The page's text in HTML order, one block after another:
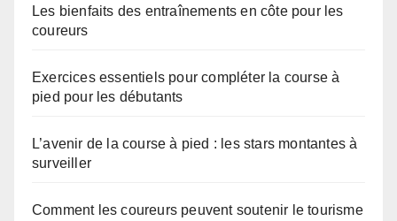
Les bienfaits des entraînements en côte pour les
coureurs
Exercices essentiels pour compléter la course à
pied pour les débutants
L’avenir de la course à pied : les stars montantes à
surveiller
Comment les coureurs peuvent soutenir le tourisme